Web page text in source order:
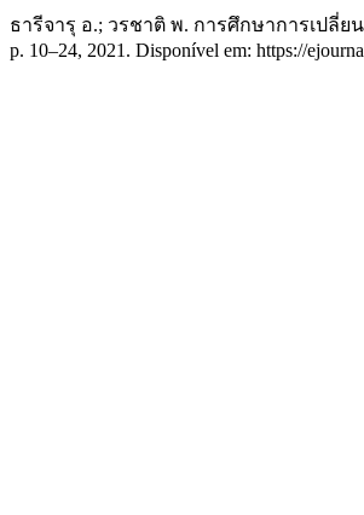
ธารีจารุ อ.; วรชาติ พ. การศึกษาการเปลี่
p. 10–24, 2021. Disponível em: https://